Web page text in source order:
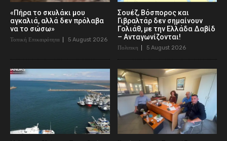
«Πήρα το σκυλάκι μου
αγκαλιά, αλλά δεν πρόλαβα
να το σώσω»
Τοπική Επικαιρότητα 5 August 2026
Σουέζ, Βόσπορος και
Γιβραλτάρ δεν σημαίνουν
Γολιάθ, με την Ελλάδα Δαβίδ
– Ανταγωνίζονται!
Πολιτικη 5 August 2026